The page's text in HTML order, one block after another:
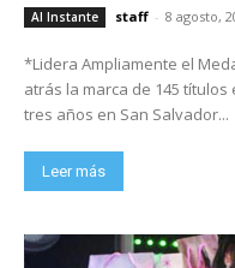
Al Instante staff - 8 agosto,
*Lidera Ampliamente el Medallero. La delegación
atrás la marca de 145
tres años en San Salvador...
Leer más